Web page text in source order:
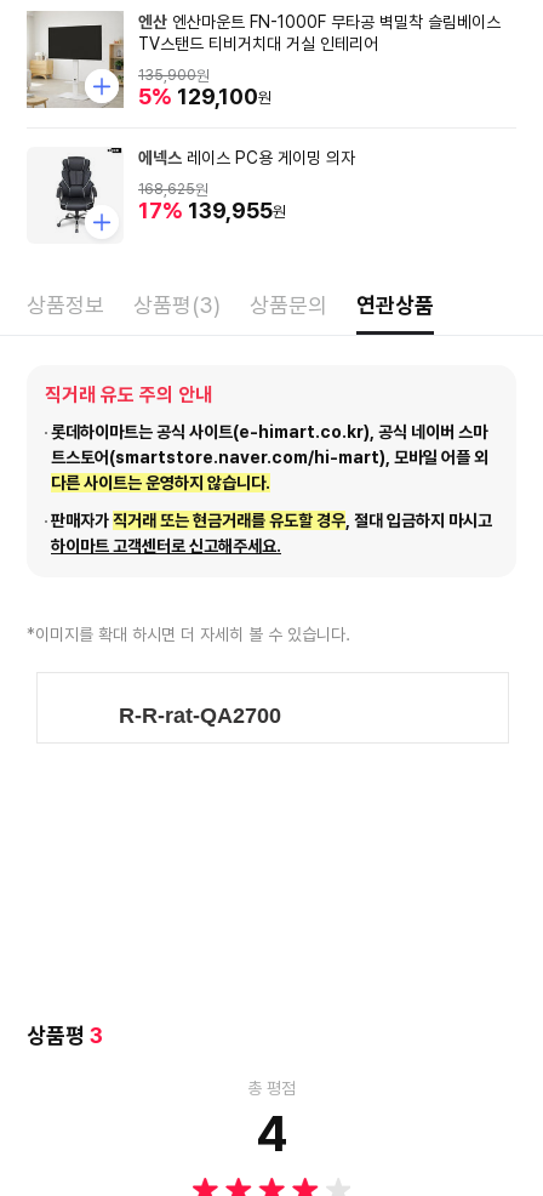
엔산 엔산마운트 FN-1000F 무타공 벽밀착 슬림베이스
TV스탠드 티비거치대 거실 인테리어
135,900원
5% 129,100원
에넥스 레이스 PC용 게이밍 의자
168,625원
17% 139,955원
상품정보 상품평(3) 상품문의 연관상품
직거래 유도 주의 안내
롯데하이마트는 공식 사이트(e-himart.co.kr), 공식 네이버 스마
트스토어(smartstore.naver.com/hi-mart), 모바일 어플 외
다른 사이트는 운영하지 않습니다.
판매자가직거래 또는 현금거래를 유도할 경우, 절대 입금하지 마시고
하이마트 고객센터로 신고해주세요.
*이미지를 확대 하시면 더 자세히 볼 수 있습니다.
상품평 3
총 평점
4